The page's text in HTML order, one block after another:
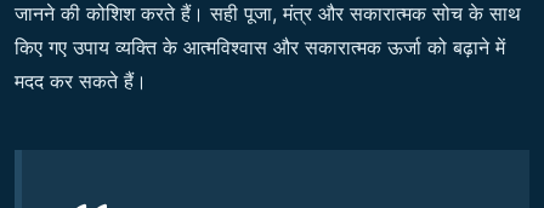
जानने की कोशिश करते हैं। सही पूजा, मंत्र और सकारात्मक सोच के साथ
किए गए उपाय व्यक्ति के आत्मविश्वास और सकारात्मक ऊर्जा को बढ़ाने में
मदद कर सकते हैं।